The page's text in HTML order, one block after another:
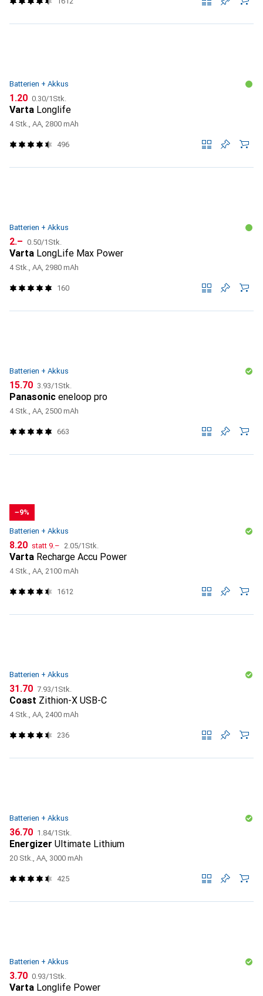
Batterien + Akkus
CHF
1.20 CHF
0.30/1Stk.
Varta Longlife
4 Stk., AA, 2800 mAh
496
Batterien + Akkus
CHF
2.– CHF
0.50/1Stk.
Varta LongLife Max Power
4 Stk., AA, 2980 mAh
160
Batterien + Akkus
CHF
15.70 CHF
3.93/1Stk.
Panasonic eneloop pro
4 Stk., AA, 2500 mAh
663
−9%
Batterien + Akkus
CHF
8.20 statt CHF
9.– CHF
2.05/1Stk.
Varta Recharge Accu Power
4 Stk., AA, 2100 mAh
1612
Batterien + Akkus
CHF
31.70 CHF
7.93/1Stk.
Coast Zithion-X USB-C
4 Stk., AA, 2400 mAh
236
Batterien + Akkus
CHF
36.70 CHF
1.84/1Stk.
Energizer Ultimate Lithium
20 Stk., AA, 3000 mAh
425
Batterien + Akkus
CHF
3.70 CHF
0.93/1Stk.
Varta Longlife Power